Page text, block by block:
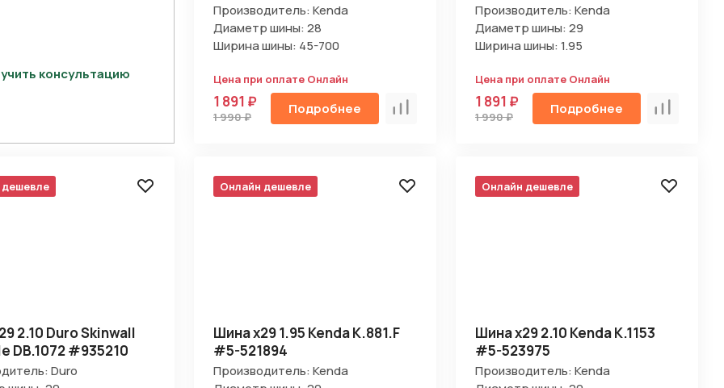
консультацию
Производитель: Kenda
Диаметр шины: 28
Ширина шины: 45-700
Цена при оплате Онлайн
1 891 ₽
1 990 ₽ Подробнее Сравнить
Производитель: Kenda
Диаметр шины: 29
Ширина шины: 1.95
Цена при оплате Онлайн
1 891 ₽
1 990 ₽ Подробнее Сравнить
2.10 Duro Skinwall
DB.1072 #935210
Duro
Онлайн дешевле
Шина х29 1.95 Kenda K.881.F
#5-521894
Производитель: Kenda
Онлайн дешевле
Шина х29 2.10 Kenda K.1153
#5-523975
Производитель: Kenda
кнопку “Отправить заявку”, вы даетесогласие на обработку
данных и соглашаетесь с политикой конфиденциальности